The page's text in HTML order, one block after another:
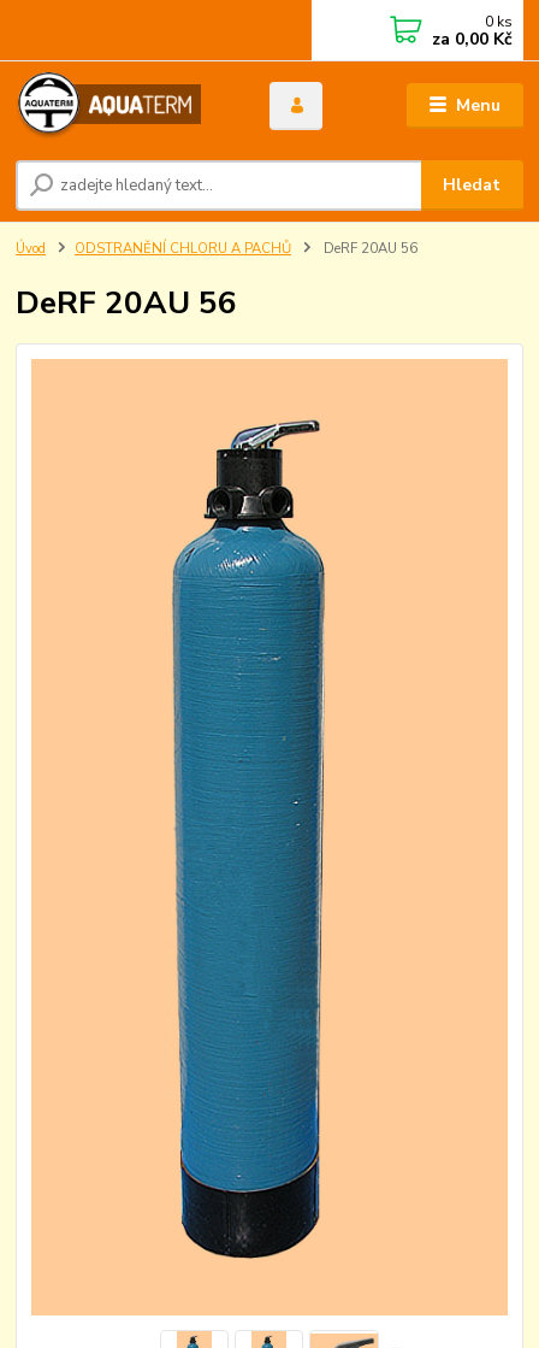
Menu
Hledat
0 ks
za 0,00 Kč
Úvod ODSTRANĚNÍ CHLORU A PACHŮ DeRF 20AU 56
DeRF 20AU 56